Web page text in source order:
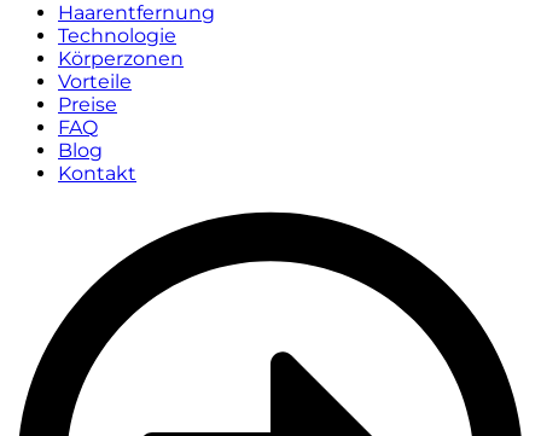
Haarentfernung
Technologie
Körperzonen
Vorteile
Preise
FAQ
Blog
Kontakt